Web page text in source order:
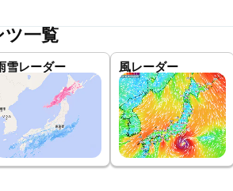
ツ一覧
雪レーダー 風レーダー